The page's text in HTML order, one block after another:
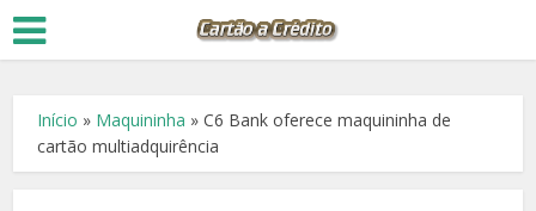
Início » Maquininha »C6 Bank oferece maquininha de
cartão multiadquirência